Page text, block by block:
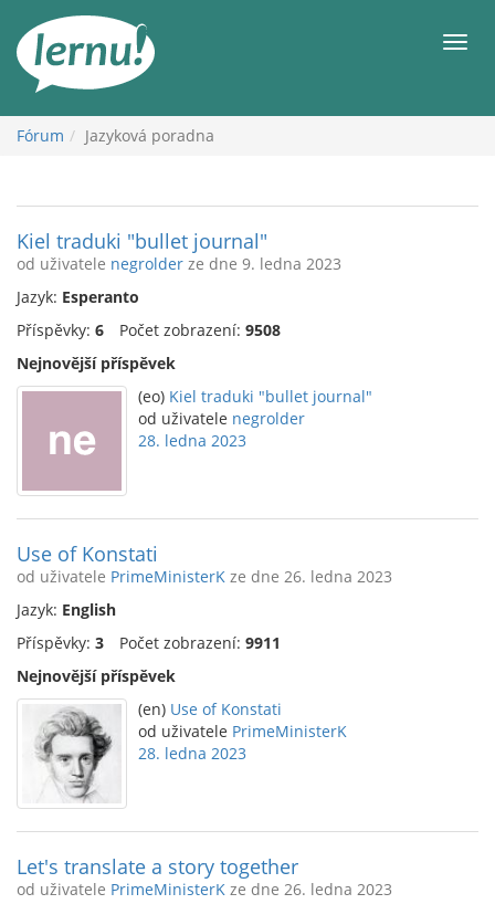
obsahu
Fórum Jazyková poradna
Kiel traduki "bullet journal"
od uživatele negrolder ze dne 9. ledna 2023
Jazyk: Esperanto
Příspěvky: 6 Počet zobrazení: 9508
Nejnovější příspěvek
(eo) Kiel traduki "bullet journal"
od uživatele negrolder
28. ledna 2023
Use of Konstati
od uživatele PrimeMinisterK ze dne 26. ledna 2023
Jazyk: English
Příspěvky: 3 Počet zobrazení: 9911
Nejnovější příspěvek
(en) Use of Konstati
od uživatele PrimeMinisterK
28. ledna 2023
Let's translate a story together
od uživatele PrimeMinisterK ze dne 26. ledna 2023